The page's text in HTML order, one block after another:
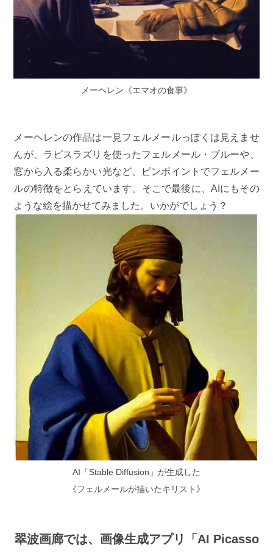
メーヘレン《エマオの食事》
メーヘレンの作品は一見フェルメールっぽくは見えませ
んが、ラピスラズリを使ったフェルメール・ブルーや、
窓から入る柔らかい光など、ピンポイントでフェルメー
ルの特徴をとらえています。そこで最後に、AIにもその
ような絵を描かせてみました。いかがでしょう？
AI「Stable Diffusion」が生成した
《フェルメールが描いたキリスト》
翠波画廊では、画像生成アプリ「AI Picasso